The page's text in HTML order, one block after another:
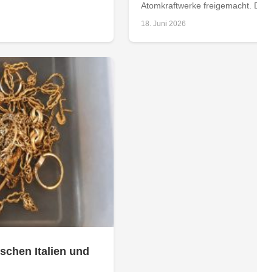
Atomkraftwerke freigemacht.
18. Juni 2026
Italien und